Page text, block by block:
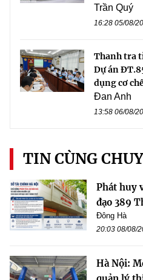
Trần Quý
16:28 05/08/
Thanh tra
Dự án
dụng cơ
Đan Anh
13:58 06/08/
TIN CÙNG
Phát huy
đạo 389
Đông Hà
20:03 08/08/
Hà Nội: